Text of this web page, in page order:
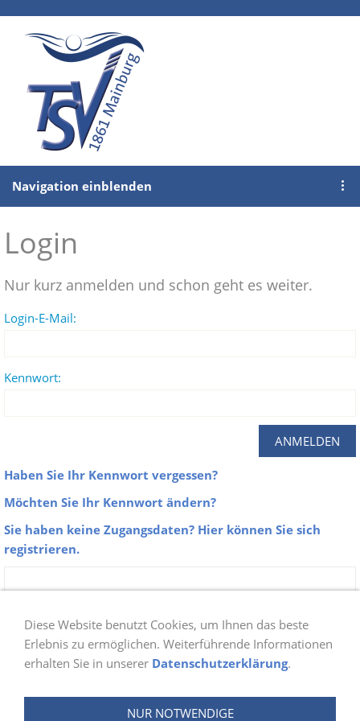
Navigation einblenden
Login
Nur kurz anmelden und schon geht es weiter.
Login-E-Mail:
Kennwort:
Haben Sie Ihr Kennwort vergessen?
Möchten Sie Ihr Kennwort ändern?
Sie haben keine Zugangsdaten? Hier können Sie sich
registrieren.
Zu unseren Galerien erhalten nur Aktive
Mitglieder der Abteilung Schwimmen Zugang.
Sobald du dich bei uns angemeldet hast, prüfen
wir ob du berechtigt bist und schalten danach
deinen Login frei. Die Freischaltung wird ein bis
zwei Tage in Anspruch nehmen.
Diese Website benutzt Cookies, um Ihnen das beste
Erlebnis zu ermöglichen. Weiterführende Informationen
erhalten Sie in unserer Datenschutzerklärung.
NUR NOTWENDIGE